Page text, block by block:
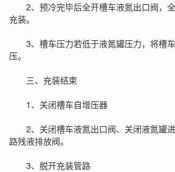
2、预冷完毕后全开槽车液氮出口阀，
充装。
3、槽车压力若低于液氮罐压力，将槽
压。
三、充装结束
1、关闭槽车自增压器
2、关闭槽车液氮出口阀、关闭液氮罐
路残液排放阀。
3、脱开充装管路